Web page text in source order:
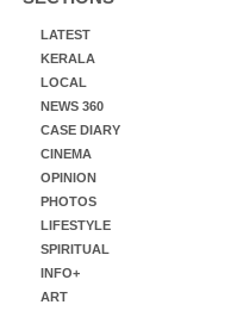
LATEST
KERALA
LOCAL
NEWS 360
CASE DIARY
CINEMA
OPINION
PHOTOS
LIFESTYLE
SPIRITUAL
INFO+
ART